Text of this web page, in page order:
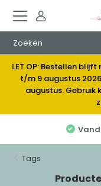
LET OP: Bestellen
t/m 9 augustus
augustus. Gebruik
Tags